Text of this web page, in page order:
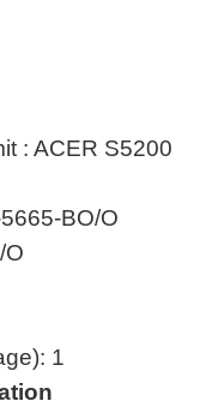
: ACER S5200
BO/O
O
1